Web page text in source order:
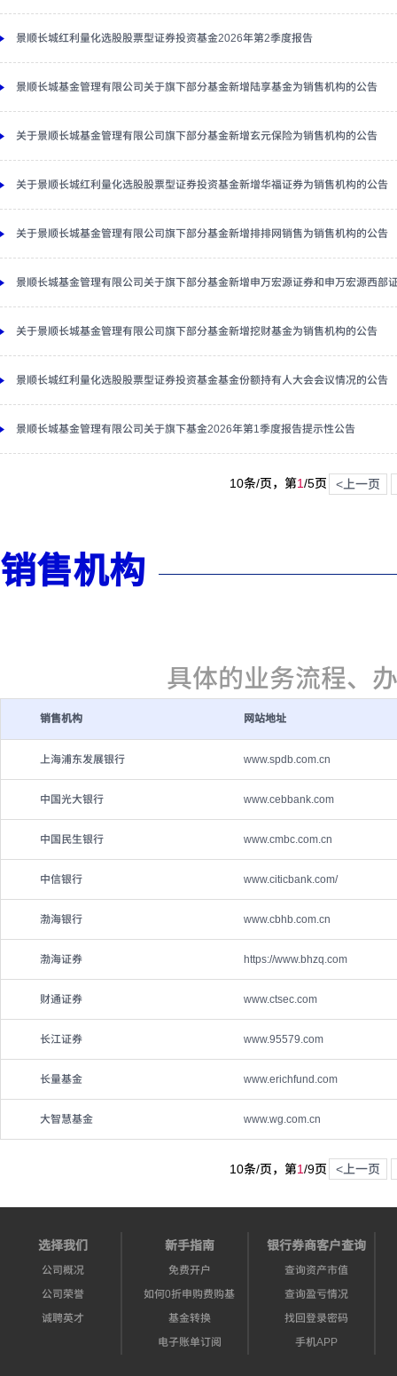
景顺长城红利量化选股股票型证券投资基金2026年第2季度报告
景顺长城基金管理有限公司关于旗下部分基金新增陆享基金为销售机构的公告
关于景顺长城基金管理有限公司旗下部分基金新增玄元保险为销售机构的公告
关于景顺长城红利量化选股股票型证券投资基金新增华福证券为销售机构的公告
关于景顺长城基金管理有限公司旗下部分基金新增排排网销售为销售机构的公告
景顺长城基金管理有限公司关于旗下部分基金新增申万宏源证券和申万宏源西部
关于景顺长城基金管理有限公司旗下部分基金新增挖财基金为销售机构的公告
景顺长城红利量化选股股票型证券投资基金基金份额持有人大会会议情况的公告
景顺长城基金管理有限公司关于旗下基金2026年第1季度报告提示性公告
10条/页，第1/5页 <上一页
销售机构
具体的业务流程、
销售机构 网站地址
上海浦东发展银行 www.spdb.com.cn
中国光大银行 www.cebbank.com
中国民生银行 www.cmbc.com.cn
中信银行 www.citicbank.com/
渤海银行 www.cbhb.com.cn
渤海证券 https://www.bhzq.com
财通证券 www.ctsec.com
长江证券 www.95579.com
长量基金 www.erichfund.com
大智慧基金 www.wg.com.cn
10条/页，第1/9页 <上一页
选择我们
公司概况
公司荣誉
诚聘英才
新手指南
免费开户
如何0折申购费购基
基金转换
电子账单订阅
银行券商客户查询
查询资产市值
查询盈亏情况
找回登录密码
手机APP